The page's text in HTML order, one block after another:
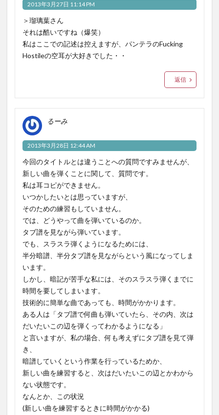
2013年3月27日 11:14 PM
＞瑠璃葉さん
それは酷いですね（爆笑）
私はここでの記述は控えますが、パンテラのFucking
Hostileの空耳が大好きでした・・
返信
るーみ
2013年3月28日 12:44 AM
今回のタイトルとは違うことへの質問ですみませんが、
新しい曲を弾くことに関して、質問です。
私は耳コピができません。
いつかしたいとは思っていますが、
そのための練習もしていません。
では、どうやって曲を弾いているのか。
タブ譜を見ながら弾いています。
でも、スラスラ弾くようになるためには、
半分暗譜、半分タブ譜を見ながらという風になってしま
います。
しかし、暗記が苦手な私には、そのスラスラ弾くまでに
時間を要してしまいます。
技術的に簡単な曲であっても、時間がかかります。
ある人は「タブ譜で何曲も弾いていたら、その内、次は
だいたいこの辺を弾くってわかるようになる」
と言いますが、私の場合、何も考えずにタブ譜を見て弾
き、
暗譜していくという作業を行っているためか、
新しい曲を練習すると、次はだいたいこの辺とかわから
ない状態です。
なんとか、この状況
(新しい曲を練習するときに時間がかかる)